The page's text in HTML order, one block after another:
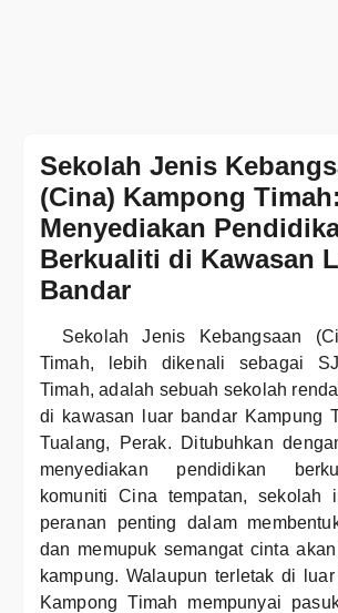
Sekolah Jenis
(Cina) Kampong Timah:
Menyediakan
Berkualiti di Kawasan
Bandar
Sekolah Jenis Kebangsaan
Timah, lebih dikenali sebagai
Timah, adalah sebuah sekolah
di kawasan luar bandar Kampung
Tualang, Perak. Ditubuhkan
menyediakan pendidikan
komuniti Cina tempatan, sekolah
peranan penting dalam
dan memupuk semangat cinta
kampung. Walaupun terletak di
Kampong Timah mempunyai